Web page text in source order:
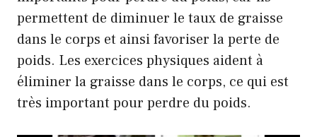
permettent de diminuer le taux de graisse
dans le corps et ainsi favoriser la perte de
poids. Les exercices physiques aident à
éliminer la graisse dans le corps, ce qui est
très important pour perdre du poids.